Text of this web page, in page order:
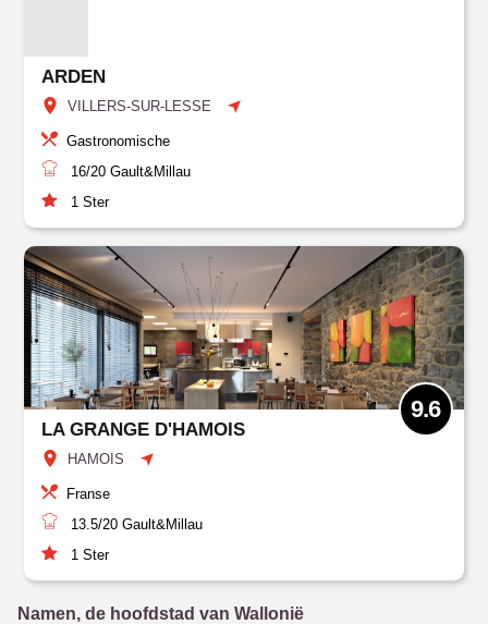
ARDEN
VILLERS-SUR-LESSE
Gastronomische
16/20 Gault&Millau
1 Ster
LA GRANGE D'HAMOIS
HAMOIS
9.6
Franse
13.5/20 Gault&Millau
1 Ster
Namen, de hoofdstad van Wallonië